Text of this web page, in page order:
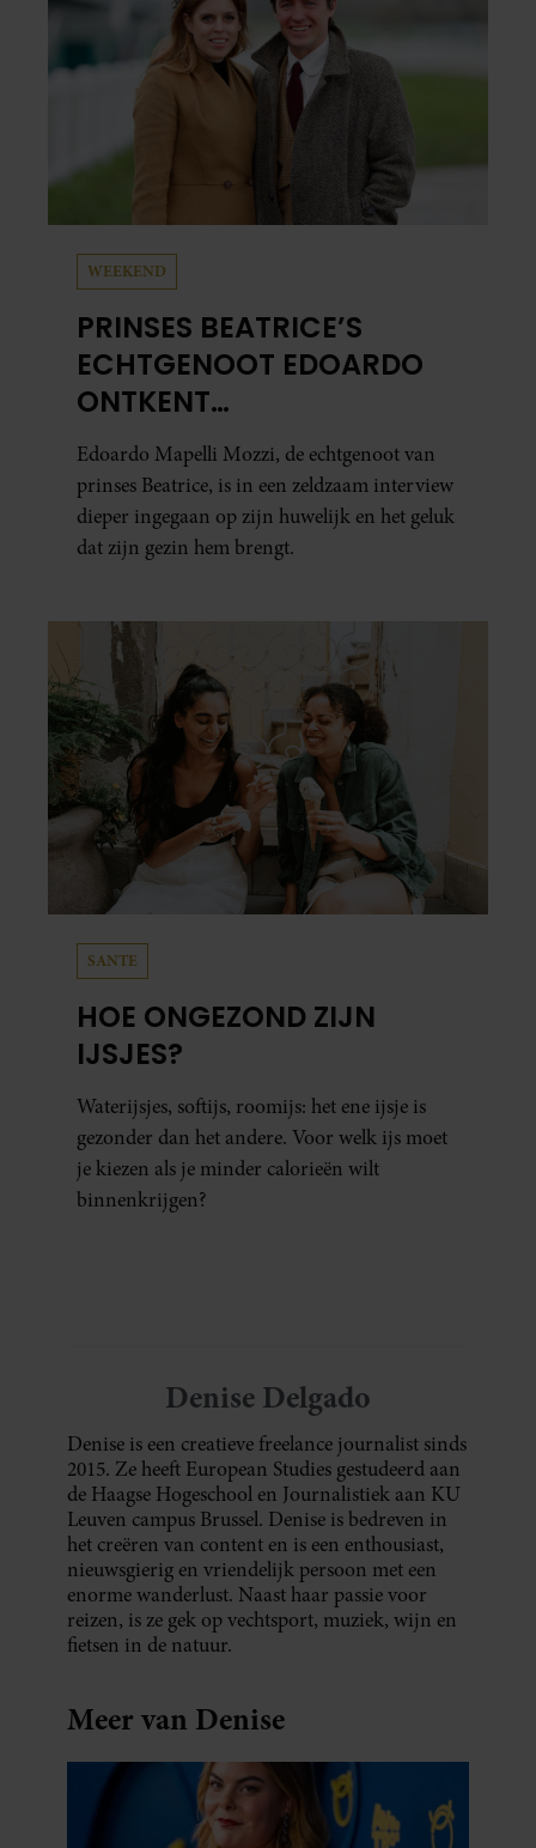
WEEKEND
PRINSES BEATRICE’S
ECHTGENOOT EDOARDO
ONTKENT
HUWELIJKSPROBLEMEN
Edoardo Mapelli Mozzi, de echtgenoot van
prinses Beatrice, is in een zeldzaam interview
dieper ingegaan op zijn huwelijk en het geluk
dat zijn gezin hem brengt.
SANTE
HOE ONGEZOND ZIJN
IJSJES?
Waterijsjes, softijs, roomijs: het ene ijsje is
gezonder dan het andere. Voor welk ijs moet
je kiezen als je minder calorieën wilt
binnenkrijgen?
Denise Delgado
Denise is een creatieve freelance journalist sinds
2015. Ze heeft European Studies gestudeerd aan
de Haagse Hogeschool en Journalistiek aan KU
Leuven campus Brussel. Denise is bedreven in
het creëren van content en is een enthousiast,
nieuwsgierig en vriendelijk persoon met een
enorme wanderlust. Naast haar passie voor
reizen, is ze gek op vechtsport, muziek, wijn en
fietsen in de natuur.
Meer van Denise